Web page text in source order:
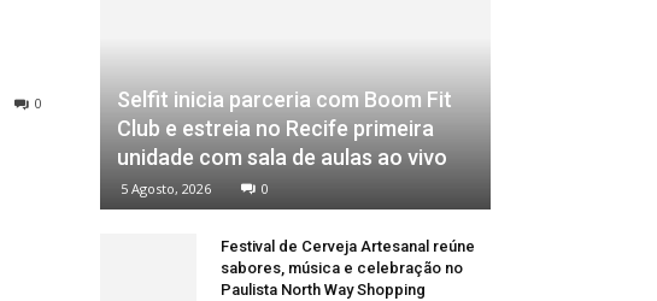
0
Selfit inicia parceria com Boom Fit
Club e estreia no Recife primeira
unidade com sala de aulas ao vivo
5 Agosto, 2026 0
Festival de Cerveja Artesanal reúne
sabores, música e celebração no
Paulista North Way Shopping